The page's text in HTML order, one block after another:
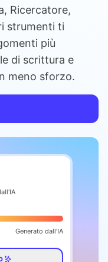
Ricercatore,
strumenti ti
più
di scrittura e
meno sforzo.
Generato dall'IA